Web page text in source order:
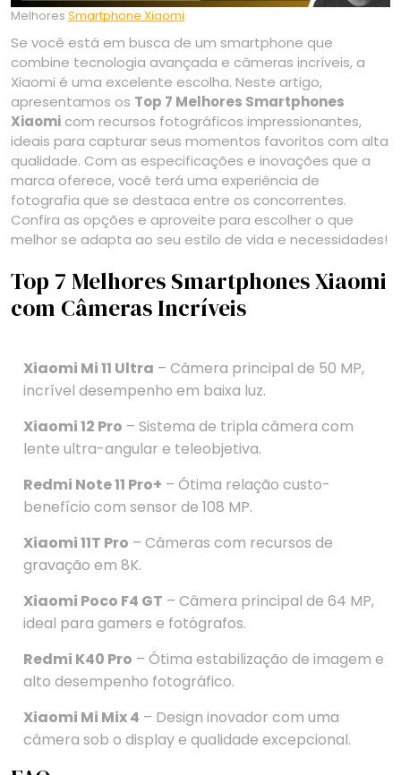
Melhores Smartphone Xiaomi
Se você está em busca de um smartphone que
combine tecnologia avançada e câmeras incríveis, a
Xiaomi é uma excelente escolha. Neste artigo,
apresentamos os Top 7 Melhores Smartphones
Xiaomi com recursos fotográficos impressionantes,
ideais para capturar seus momentos favoritos com alta
qualidade. Com as especificações e inovações que a
marca oferece, você terá uma experiência de
fotografia que se destaca entre os concorrentes.
Confira as opções e aproveite para escolher o que
melhor se adapta ao seu estilo de vida e necessidades!
Top 7 Melhores Smartphones Xiaomi
com Câmeras Incríveis
Xiaomi Mi 11 Ultra – Câmera principal de 50 MP,
incrível desempenho em baixa luz.
Xiaomi 12 Pro – Sistema de tripla câmera com
lente ultra-angular e teleobjetiva.
Redmi Note 11 Pro+ – Ótima relação custo-
benefício com sensor de 108 MP.
Xiaomi 11T Pro – Câmeras com recursos de
gravação em 8K.
Xiaomi Poco F4 GT – Câmera principal de 64 MP,
ideal para gamers e fotógrafos.
Redmi K40 Pro – Ótima estabilização de imagem e
alto desempenho fotográfico.
Xiaomi Mi Mix 4 – Design inovador com uma
câmera sob o display e qualidade excepcional.